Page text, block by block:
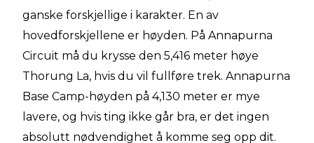
ganske forskjellige i karakter. En av
hovedforskjellene er høyden. På Annapurna
Circuit må du krysse den 5,416 meter høye
Thorung La, hvis du vil fullføre trek. Annapurna
Base Camp-høyden på 4,130 meter er mye
lavere, og hvis ting ikke går bra, er det ingen
absolutt nødvendighet å komme seg opp dit.